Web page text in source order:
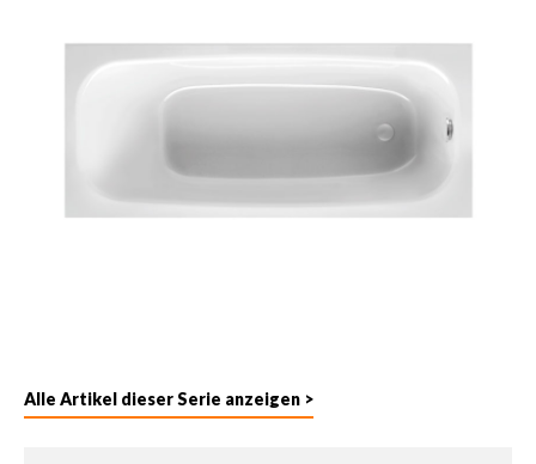
Alle Artikel dieser Serie anzeigen >